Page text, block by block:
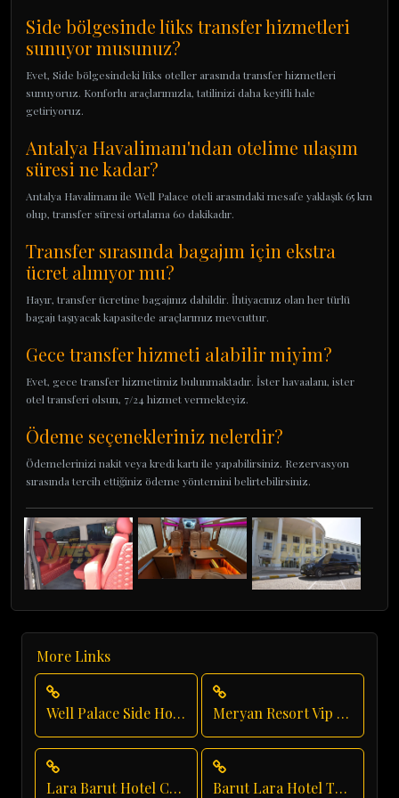
Side bölgesinde lüks transfer hizmetleri
sunuyor musunuz?
Evet, Side bölgesindeki lüks oteller arasında transfer hizmetleri
sunuyoruz. Konforlu araçlarımızla, tatilinizi daha keyifli hale
getiriyoruz.
Antalya Havalimanı'ndan otelime ulaşım
süresi ne kadar?
Antalya Havalimanı ile Well Palace oteli arasındaki mesafe yaklaşık 65 km
olup, transfer süresi ortalama 60 dakikadır.
Transfer sırasında bagajım için ekstra
ücret alınıyor mu?
Hayır, transfer ücretine bagajınız dahildir. İhtiyacınız olan her türlü
bagajı taşıyacak kapasitede araçlarımız mevcuttur.
Gece transfer hizmeti alabilir miyim?
Evet, gece transfer hizmetimiz bulunmaktadır. İster havaalanı, ister
otel transferi olsun, 7/24 hizmet vermekteyiz.
Ödeme seçenekleriniz nelerdir?
Ödemelerinizi nakit veya kredi kartı ile yapabilirsiniz. Rezervasyon
sırasında tercih ettiğiniz ödeme yöntemini belirtebilirsiniz.
More Links
Well Palace Side Hotel Transfer Meryan Resort Vip Transfer
Lara Barut Hotel Chauffeur Barut Lara Hotel Transfer